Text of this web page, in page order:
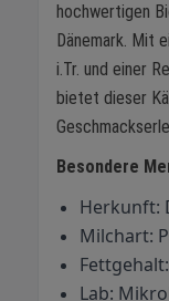
hochwertigen
Dänemark. Mit
i.Tr. und einer
bietet dieser
Besondere
Herkunft:
Milchart:
Lab: